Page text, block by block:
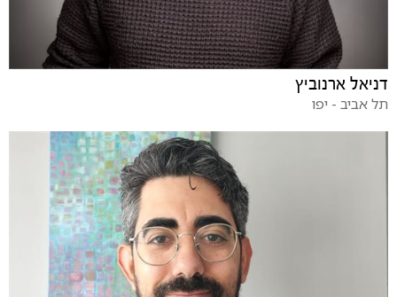
דניאל ארנוביץ
תל אביב - יפו